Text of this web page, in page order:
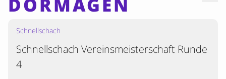
DORMAGEN
Home
Beiträge
Mannschaften
Schnellschach
Schnellschach Vereinsmeisterschaft Runde
4